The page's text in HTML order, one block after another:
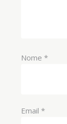
Nome *
Email *